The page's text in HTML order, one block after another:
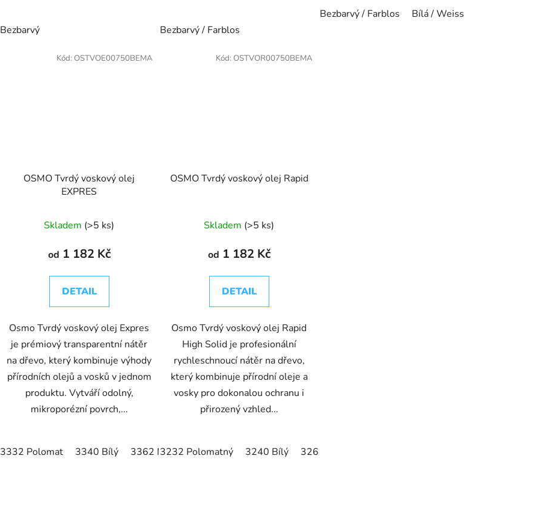
Bezbarvý Bezbarvý / Farblos
Bezbarvý / Farblos Bílá / Weiss
OSMO Tvrdý voskový olej
EXPRES
Skladem (>5 ks)
od 1 182 Kč
DETAIL
Osmo Tvrdý voskový olej Expres
je prémiový transparentní nátěr
na dřevo, který kombinuje výhody
přírodních olejů a vosků v jednom
produktu. Vytváří odolný,
mikroporézní povrch,...
3332 Polomat 3340 Bílý 3362 Mat
Kód: OSTVOE00750BEMA
OSMO Tvrdý voskový olej Rapid
Skladem (>5 ks)
od 1 182 Kč
DETAIL
Osmo Tvrdý voskový olej Rapid
High Solid je profesionální
rychleschnoucí nátěr na dřevo,
který kombinuje přírodní oleje a
vosky pro dokonalou ochranu i
přirozený vzhled...
3232 Polomatný 3240 Bílý 3262 Matný
Kód: OSTVOR00750BEMA